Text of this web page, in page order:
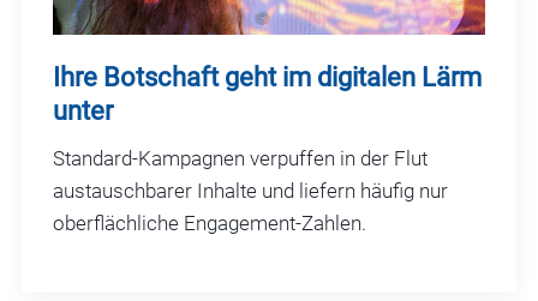
Ihre Botschaft geht im digitalen Lärm
unter
Standard-Kampagnen verpuffen in der Flut
austauschbarer Inhalte und liefern häufig nur
oberflächliche Engagement-Zahlen.